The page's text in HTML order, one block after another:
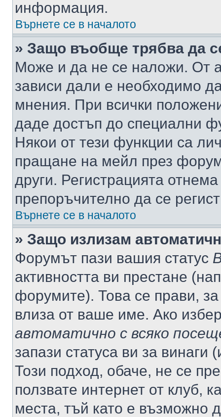
информация.
Върнете се в началото
» Защо въобще трябва да
Може и да не се наложи. От
зависи дали е необходимо
мнения. При всички
даде достъп до специални
Някои от тези функции са
пращане на мейл през
други. Регистрацията
препоръчително да се
Върнете се в началото
» Защо излизам
Форумът пази вашия статус
активността ви престане
форумите). Това се прави,
влиза от ваше име. Ако
автоматично с всяко
запази статуса ви за винаги
Този подход, обаче, не се
ползвате интернет от клуб,
места, тъй като е възможно